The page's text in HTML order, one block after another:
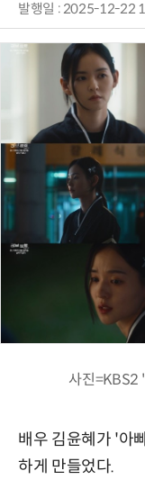
발행일 : 2025-12-22
사진=KBS2
배우 김윤혜가 '아
하게 만들었다.